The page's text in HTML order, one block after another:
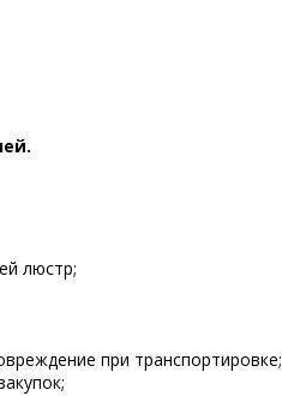
люстр;
при транспортировке;